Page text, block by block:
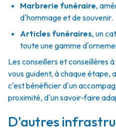
Marbrerie funéraire,
d'hommage et de souvenir.
Articles funéraires, un
toute une gamme
Les conseillers et conseillères
vous guident, à chaque étape,
c'est bénéficier d'un
proximité, d'un savoir-faire
D'autres